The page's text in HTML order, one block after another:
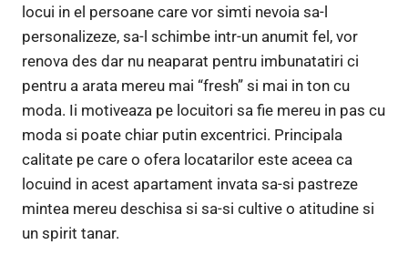
locui in el persoane care vor simti nevoia sa-l
personalizeze, sa-l schimbe intr-un anumit fel, vor
renova des dar nu neaparat pentru imbunatatiri ci
pentru a arata mereu mai “fresh” si mai in ton cu
moda. Ii motiveaza pe locuitori sa fie mereu in pas cu
moda si poate chiar putin excentrici. Principala
calitate pe care o ofera locatarilor este aceea ca
locuind in acest apartament invata sa-si pastreze
mintea mereu deschisa si sa-si cultive o atitudine si
un spirit tanar.